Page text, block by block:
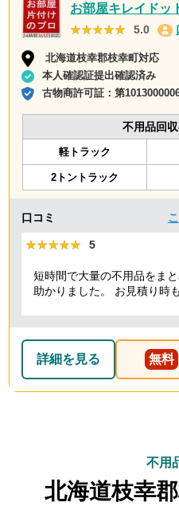
お部屋キレイドッ
★★★★★
★★★★★ 5.0
北海道枝幸郡枝幸町対応
本人確認証提出確認済み
古物商許可証：第
不用品回
軽トラック
2トントラック
口コミ
★★★★★
★★★★★ 5
短時間で大量の不用品をま
助かりました。 お見積り時
業を担当してくれた方たち
詳細を見る 無料
不用
北海道枝幸